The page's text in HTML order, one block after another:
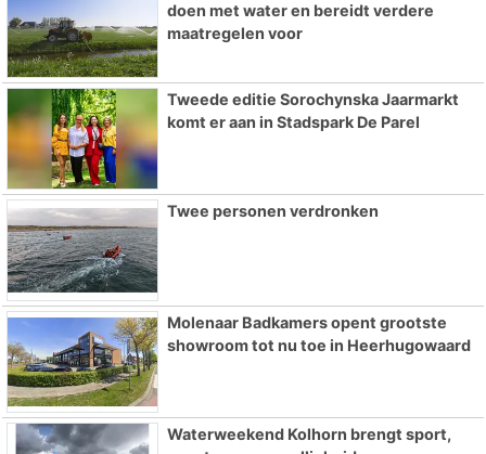
doen met water en bereidt verdere
maatregelen voor
Tweede editie Sorochynska Jaarmarkt
komt er aan in Stadspark De Parel
Twee personen verdronken
Molenaar Badkamers opent grootste
showroom tot nu toe in Heerhugowaard
Waterweekend Kolhorn brengt sport,